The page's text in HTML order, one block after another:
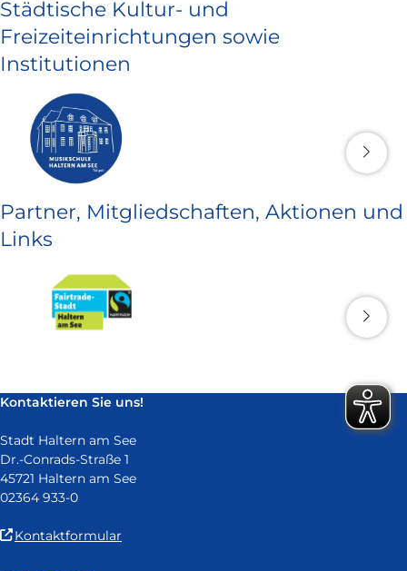
Städtische Kultur- und
Freizeiteinrichtungen sowie
Institutionen
Partner, Mitgliedschaften, Aktionen und
Links
Kontaktieren Sie uns!
Stadt Haltern am See
Dr.-Conrads-Straße 1
45721 Haltern am See
02364 933-0
Kontaktformular